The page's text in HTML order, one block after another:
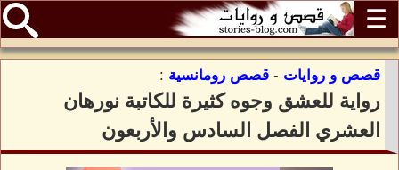
☰
قصص و روايات - قصص رومانسية :
رواية للعشق وجوه كثيرة للكاتبة نورهان
العشري الفصل السادس والأربعون